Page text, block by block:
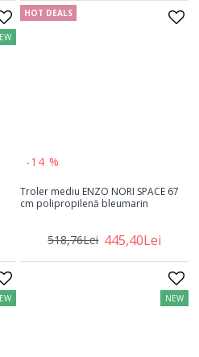
HOT DEALS
-14 %
Troler mediu ENZO NORI SPACE 67
cm polipropilenă bleumarin
445,40Lei
518,76Lei
NEW